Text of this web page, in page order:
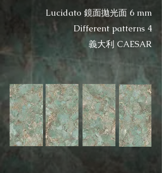
Lucidato 鏡面拋光面 6 mm​
Different patterns 4
義大利 CAESAR